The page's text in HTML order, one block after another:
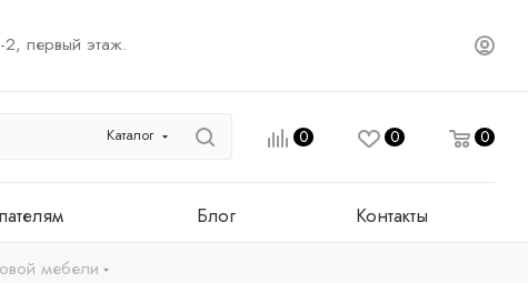
первый этаж.
Каталог 0 0 0
Блог Контакты
мебели